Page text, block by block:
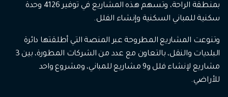
بمنطقة الراحة، وتسهم هذه المشاريع في توفير 4126 وحدة
سكنية للمباني السكنية وإنشاء الفلل.
وتنوعت المشاريع المطروحة عبر المنصة التي أطلقتها دائرة
البلديات والنقل، بالتعاون مع عدد من الشركات المطورة، بين 3
مشاريع لإنشاء فلل و9 مشاريع للمباني، ومشروع واحد
للأراضي.